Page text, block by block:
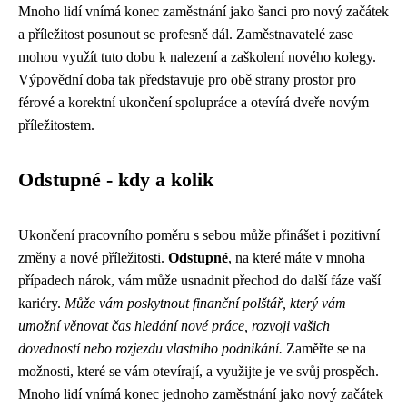
Mnoho lidí vnímá konec zaměstnání jako šanci pro nový začátek
a příležitost posunout se profesně dál. Zaměstnavatelé zase
mohou využít tuto dobu k nalezení a zaškolení nového kolegy.
Výpovědní doba tak představuje pro obě strany prostor pro
férové a korektní ukončení spolupráce a otevírá dveře novým
příležitostem.
Odstupné - kdy a kolik
Ukončení pracovního poměru s sebou může přinášet i pozitivní
změny a nové příležitosti. Odstupné, na které máte v mnoha
případech nárok, vám může usnadnit přechod do další fáze vaší
kariéry. Může vám poskytnout finanční polštář, který vám
umožní věnovat čas hledání nové práce, rozvoji vašich
dovedností nebo rozjezdu vlastního podnikání. Zaměřte se na
možnosti, které se vám otevírají, a využijte je ve svůj prospěch.
Mnoho lidí vnímá konec jednoho zaměstnání jako nový začátek